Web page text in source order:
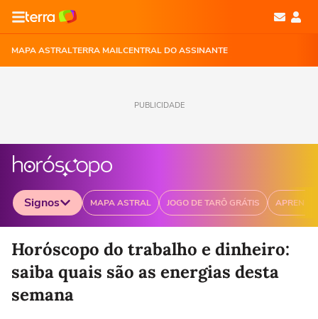
MAPA ASTRALTERRA MAILCENTRAL DO ASSINANTE
PUBLICIDADE
Signos MAPA ASTRAL JOGO DE TARÔ GRÁTIS
Selecione o signo para ver as notícias
Áries
Horóscopo do trabalho e dinheiro:
saiba quais são as energias desta
semana